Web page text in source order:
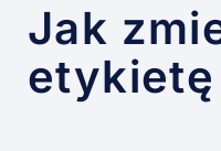
Jak
etykietę